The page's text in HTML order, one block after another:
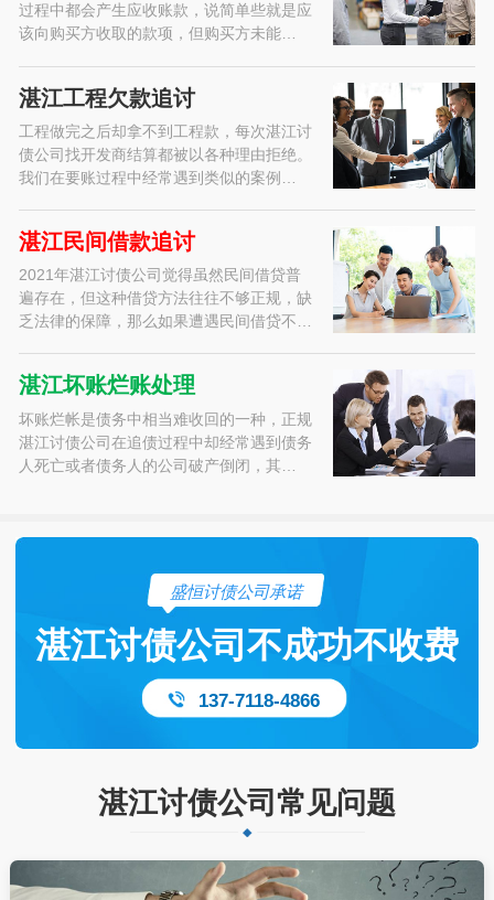
过程中都会产生应收账款，说简单些就是应
该向购买方收取的款项，但购买方未能…
湛江工程欠款追讨
工程做完之后却拿不到工程款，每次湛江讨
债公司找开发商结算都被以各种理由拒绝。
我们在要账过程中经常遇到类似的案例…
湛江民间借款追讨
2021年湛江讨债公司觉得虽然民间借贷普
遍存在，但这种借贷方法往往不够正规，缺
乏法律的保障，那么如果遭遇民间借贷不…
湛江坏账烂账处理
坏账烂帐是债务中相当难收回的一种，正规
湛江讨债公司在追债过程中却经常遇到债务
人死亡或者债务人的公司破产倒闭，其…
盛恒讨债公司承诺
湛江讨债公司不成功不收费
137-7118-4866
湛江讨债公司常见问题